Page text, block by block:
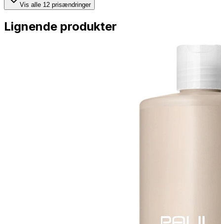
Vis alle 12 prisændringer
Lignende produkter